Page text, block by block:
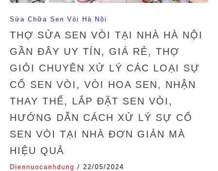
Sửa Chữa Sen Vòi Hà Nội
THỢ SỬA SEN VÒI TẠI NHÀ HÀ NỘI
GẦN ĐÂY UY TÍN, GIÁ RẺ, THỢ
GIỎI CHUYÊN XỬ LÝ CÁC LOẠI SỰ
CỐ SEN VÒI, VÒI HOA SEN, NHẬN
THAY THẾ, LẮP ĐẶT SEN VÒI,
HƯỚNG DẪN CÁCH XỬ LÝ SỰ CỐ
SEN VÒI TẠI NHÀ ĐƠN GIẢN MÀ
HIỆU QUẢ
Diennuocanhdung / 22/05/2024